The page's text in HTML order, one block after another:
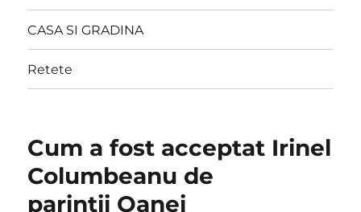
CASA SI GRADINA
Retete
Cum a fost acceptat Irinel
Columbeanu de
parintii Oanei